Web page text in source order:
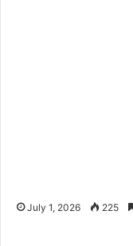
July 1, 2026 225